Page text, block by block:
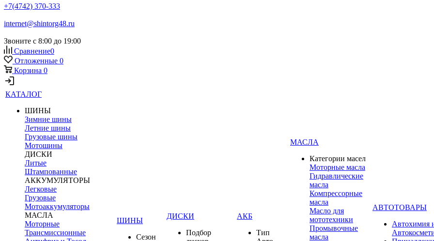
+7(4742) 370-333
internet@shintorg48.ru
Звоните с 8:00 до 19:00
Сравнение0
Отложенные 0
Корзина 0
КАТАЛОГ
ШИНЫ
Зимние шины
Летние шины
Грузовые шины
Мотошины
ДИСКИ
Литые
Штампованные
АККУМУЛЯТОРЫ
Легковые
Грузовые
Мотоаккумуляторы
МАСЛА
Моторные
Трансмиссионные
ШИНЫ
Сезон
ДИСКИ
Подбор
АКБ
Тип
МАСЛА
Категории масел
Моторные масла
Гидравлические
масла
Компрессорные
масла
Масло для
мототехники
Промывочные
масла
АВТОТОВАРЫ
Автохимия